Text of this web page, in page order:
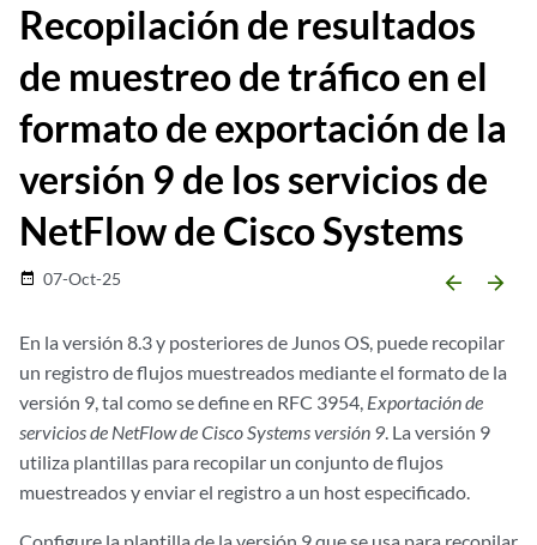
Recopilación de resultados
de muestreo de tráfico en el
formato de exportación de la
versión 9 de los servicios de
NetFlow de Cisco Systems
date_range 07-Oct-25 arrow_backward arrow_forward
En la versión 8.3 y posteriores de Junos OS, puede recopilar
un registro de flujos muestreados mediante el formato de la
versión 9, tal como se define en RFC 3954, Exportación de
servicios de NetFlow de Cisco Systems versión 9. La versión 9
utiliza plantillas para recopilar un conjunto de flujos
muestreados y enviar el registro a un host especificado.